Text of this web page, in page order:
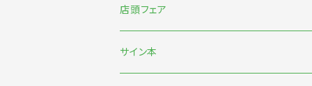
店頭フェア
5月末〜伊藤紺『わたしのなかにある巨大
サイン本